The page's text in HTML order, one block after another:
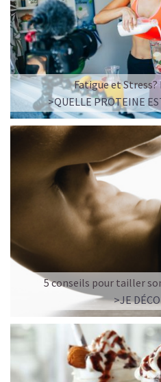
Fatigue et
>QUELLE PROTEINE
5 conseils pour tailler
>JE